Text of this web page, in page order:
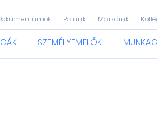
Rólunk Márkáink
SZEMÉLYEMELŐK